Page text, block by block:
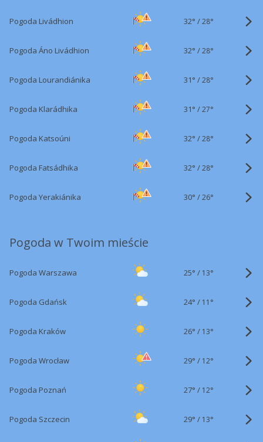
Pogoda Livádhion 32° /28°
Pogoda Áno Livádhion 32° /28°
Pogoda Lourandiánika 31° /28°
Pogoda Klarádhika 31° /27°
Pogoda Katsoúni 32° /28°
Pogoda Fatsádhika 32° /28°
Pogoda Yerakiánika 30° /26°
Pogoda w Twoim mieście
Pogoda Warszawa 25° / 13°
Pogoda Gdańsk 24° / 11°
Pogoda Kraków 26° / 13°
Pogoda Wrocław 29° / 12°
Pogoda Poznań 27° / 12°
Pogoda Szczecin 29° / 13°